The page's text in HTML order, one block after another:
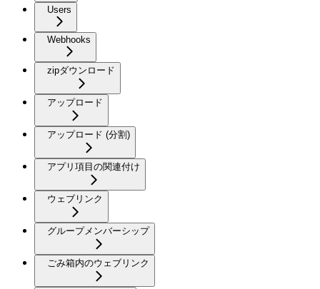
Users
Webhooks
zipダウンロード
アップロード
アップロード (分割)
アプリ項目の関連付け
ウェブリンク
グループメンバーシップ
ごみ箱内のウェブリンク